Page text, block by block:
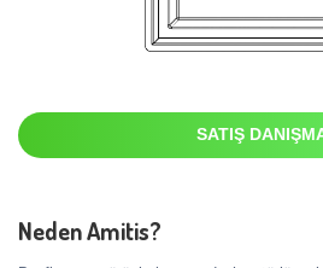
SATIŞ
Neden Amitis?